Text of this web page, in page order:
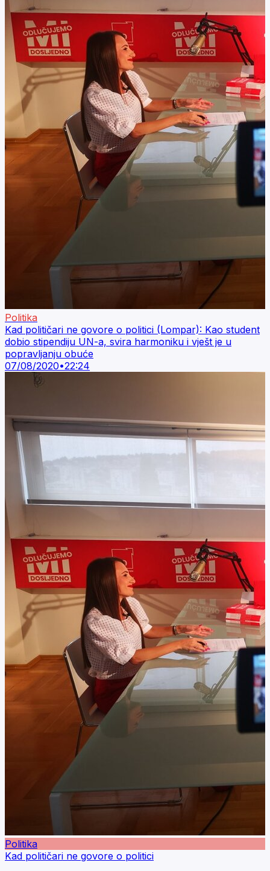
Politika
Kad političari ne govore o politici (Lompar): Kao student
dobio stipendiju UN-a, svira harmoniku i vješt je u
popravljanju obuće
07/08/2020•22:24
Politika
Kad političari ne govore o politici